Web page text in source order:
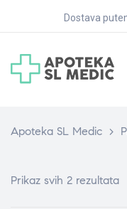
Dostava
Apoteka SL Medic >
Prikaz svih 2 rezultata